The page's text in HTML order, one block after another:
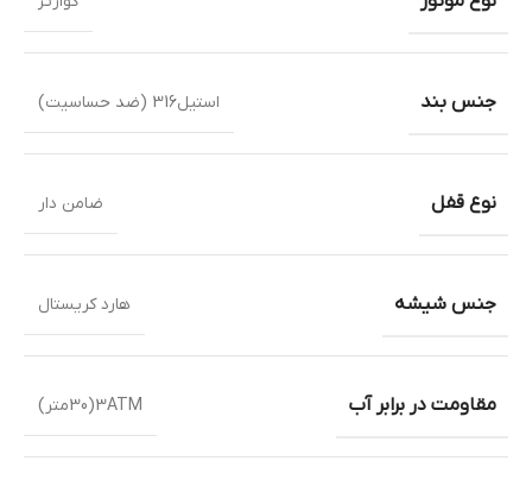
جنس بند استیل316 (ضد حساسیت)
نوع قفل ضامن دار
جنس شیشه هارد کریستال
مقاومت در برابر آب 3ATM(30متر)